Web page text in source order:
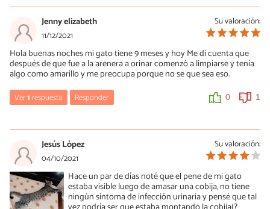
Su valoración:
Jenny elizabeth
11/12/2021
Hola buenas noches mi gato tiene 9 meses y hoy Me di cuenta que
después de que fue a la arenera a orinar comenzó a limpiarse y tenía
algo como amarillo y me preocupa porque no se que sea eso.
Ver1respuesta Responder 0 1
13/12/2021
Hola, yo tampoco puedo saberlo sin verlo. Un saludo.
0
Su valoración:
Jesús López
04/10/2021
Hace un par de días noté que el pene de mi gato
estaba visible luego de amasar una cobija, no tiene
ningún síntoma de infección urinaria y pensé que tal